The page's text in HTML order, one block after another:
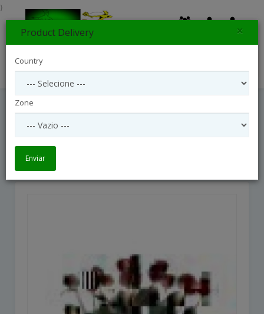
12 Red Roses Em Vaso De Vidro
}
Product Delivery ×
Country
Zone
Enviar